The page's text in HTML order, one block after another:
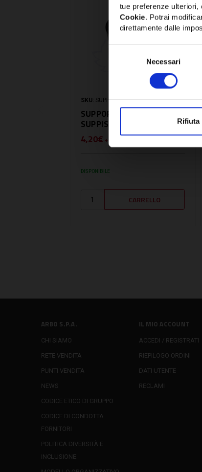
tue preferenze
Cookie. Potrai
direttamente dalle
Necessari
Rifiuta
SKU: SUPPISO1360
SUPPORTI ISOLATI 13-60 -
SUPPISO1360
4,20€ + IVA
DISPONIBILE
ARBO S.P.A.
CHI SIAMO
RETE VENDITA
PUNTI VENDITA
NEWS
CODICE ETICO DI GRUPPO
CODICE DI CONDOTTA
FORNITORI
POLITICA DIVERSITÀ E
INCLUSIONE
IL MIO ACCOUNT
ACCEDI / REGISTRATI
RIEPILOGO ORDINI
DATI UTENTE
RECLAMI